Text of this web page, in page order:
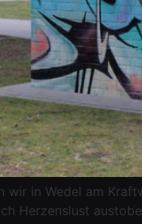
in Wedel am
Herzenslust